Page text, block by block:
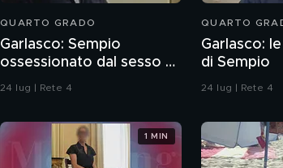
QUARTO GRADO
Garlasco: Sempio
ossessionato dal sesso o
ragazzo rispettoso?
24 lug | Rete 4
QUARTO
Garlasco:
di Sempio
24 lug | Rete 4
1 MIN